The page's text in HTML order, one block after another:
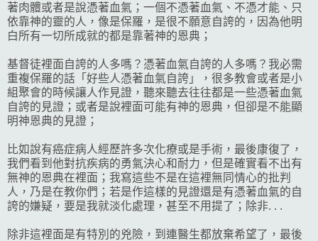
著肉體或者是說憑著血氣；一個不憑著血氣、不憑才能、只
依靠神的靈的人，像是保羅，是很不願意自誇的，因為他明
白所有一切所成就的都是靠著神的恩典；
基督徒裡面自誇的人多嗎？憑著血氣自誇的人多嗎？我必需
重複保羅的話「好些人憑著血氣自誇」，很多教會或者是小
組聚會的時候讓人作見證，聽來聽去往往都是一些憑著血氣
自誇的見證；或者是說裡面可能有神的恩典，但卻是不能顯
明神恩典的見證；
比如說有癌症病人經歷許多次化療或是手術，最後康復了，
我們看到他對抗疾病的勇氣決心和耐力，但是確實看不出有
無神的恩典在裡面；我寫這些不是在這裡無同情心的批判
人，乃是在教你們；若是作這樣的見證還是有憑著血氣的自
誇的嫌疑，要是我就淡化處理，甚至不用提了；除非. . .
除非這裡面是有特別的兇險，到連醫生都放棄希望了，最後